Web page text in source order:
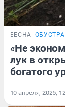
ВЕСНА
«Не
лук в
богатого
10 апреля, 2025,